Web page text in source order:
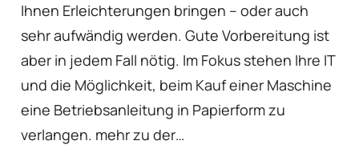
Ihnen Erleichterungen bringen – oder auch
sehr aufwändig werden. Gute Vorbereitung ist
aber in jedem Fall nötig. Im Fokus stehen Ihre IT
und die Möglichkeit, beim Kauf einer Maschine
eine Betriebsanleitung in Papierform zu
verlangen. mehr zu der…